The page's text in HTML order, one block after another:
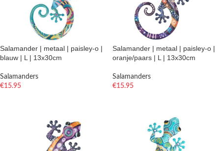
Salamander | metaal | paisley-o |
blauw | L | 13x30cm
Salamanders
€15.95
Salamander | metaal | paisley-o |
oranje/paars | L | 13x30cm
Salamanders
€15.95